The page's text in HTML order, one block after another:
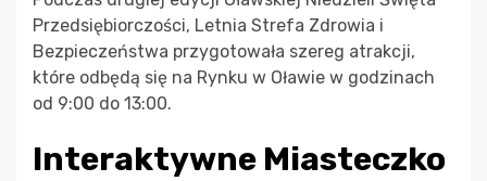
Przedsiębiorczości, Letnia Strefa Zdrowia i
Bezpieczeństwa przygotowała szereg atrakcji,
które odbędą się na Rynku w Oławie w godzinach
od 9:00 do 13:00.
Interaktywne Miasteczko